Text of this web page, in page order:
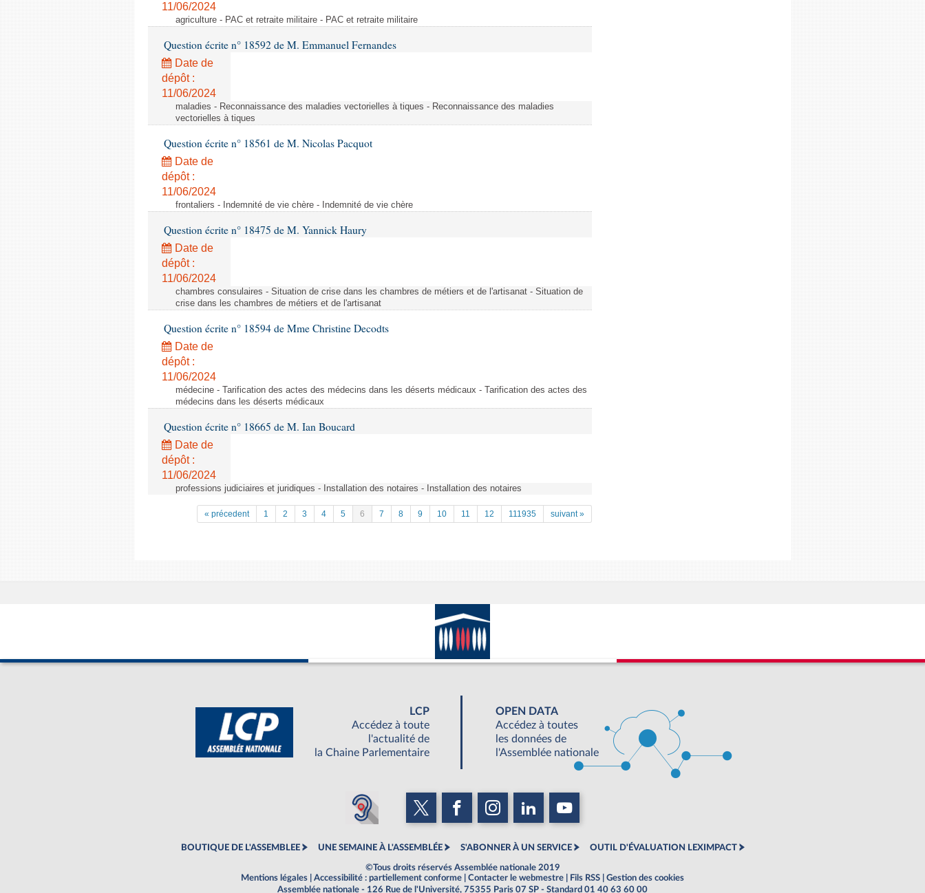
11/06/2024
agriculture - PAC et retraite militaire - PAC et retraite militaire
Question écrite n° 18592 de M. Emmanuel Fernandes
Date de
dépôt :
11/06/2024
maladies - Reconnaissance des maladies vectorielles à tiques - Reconnaissance des maladies
vectorielles à tiques
Question écrite n° 18561 de M. Nicolas Pacquot
Date de
dépôt :
11/06/2024
frontaliers - Indemnité de vie chère - Indemnité de vie chère
Question écrite n° 18475 de M. Yannick Haury
Date de
dépôt :
11/06/2024
chambres consulaires - Situation de crise dans les chambres de métiers et de l'artisanat - Situation de
crise dans les chambres de métiers et de l'artisanat
Question écrite n° 18594 de Mme Christine Decodts
Date de
dépôt :
11/06/2024
médecine - Tarification des actes des médecins dans les déserts médicaux - Tarification des actes des
médecins dans les déserts médicaux
Question écrite n° 18665 de M. Ian Boucard
Date de
dépôt :
11/06/2024
professions judiciaires et juridiques - Installation des notaires - Installation des notaires
« précedent 1 2 3 4 5 6 7 8 9 10 11 12 111935 suivant »
LCP
Accédez à toute
l'actualité de
la Chaine Parlementaire
OPEN DATA
Accédez à toutes
les données de
l'Assemblée nationale
BOUTIQUE DE L'ASSEMBLEE UNE SEMAINE À L'ASSEMBLÉE S'ABONNER À UN SERVICE OUTIL D'ÉVALUATION LEXIMPACT
©Tous droits réservés Assemblée nationale 2019
Mentions légales
Accessibilité : partiellement conforme Contacter le webmestre Fils RSS
Gestion des cookies
Assemblée nationale - 126 Rue de l'Université, 75355 Paris 07 SP - Standard 01 40 63 60 00